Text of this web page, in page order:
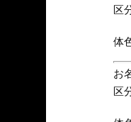
区
体
お
区